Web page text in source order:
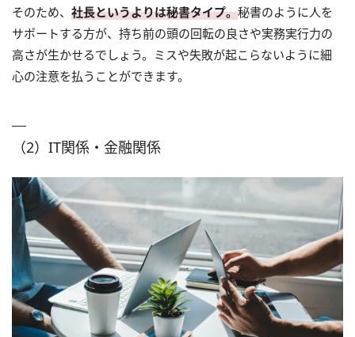
そのため、 社長というよりは秘書タイプ。秘書のように人を
サポートする方が、持ち前の頭の回転の良さや実務実行力の
高さが生かせるでしょう。ミスや失敗が起こらないように細
心の注意を払うことができます。
（2）IT関係・金融関係